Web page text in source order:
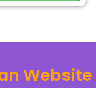
Website